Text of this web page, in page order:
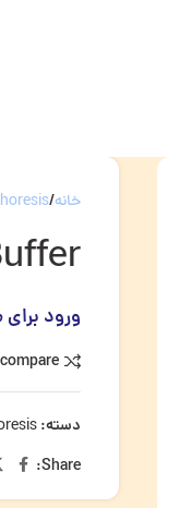
خانه
ورود
دسته:
Share: